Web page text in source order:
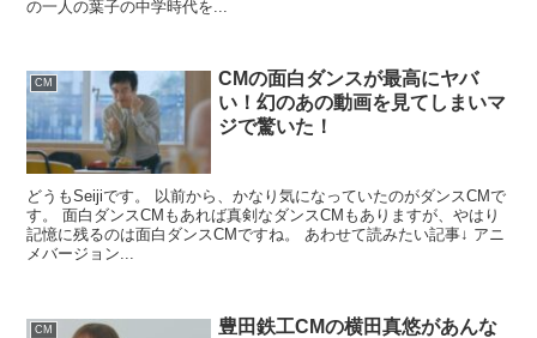
の一人の葉子の中学時代を...
CM
CMの面白ダンスが最高にヤバ
い！幻のあの動画を見てしまいマ
ジで驚いた！
どうもSeijiです。 以前から、かなり気になっていたのがダンスCMで
す。 面白ダンスCMもあれば真剣なダンスCMもありますが、やはり
記憶に残るのは面白ダンスCMですね。 あわせて読みたい記事↓ アニ
メバージョン...
CM
豊田鉄工CMの横田真悠があんな